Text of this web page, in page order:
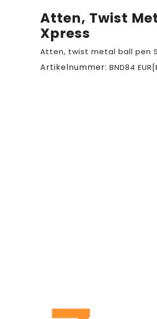
Atten, Twist
Xpress
Atten, twist metal ball pen
Artikelnummer: BND84